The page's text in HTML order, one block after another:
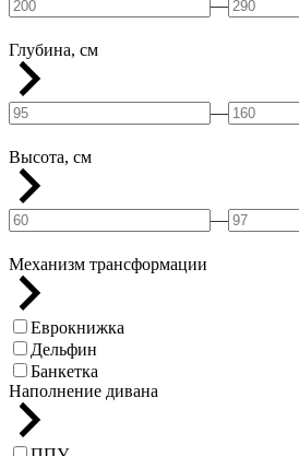
—
Глубина, см
—
Высота, см
—
Механизм трансформации
Еврокнижка
Дельфин
Банкетка
Наполнение дивана